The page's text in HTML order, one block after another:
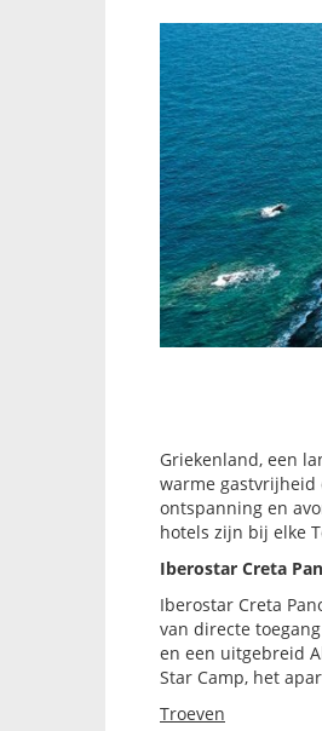
Griekenland, een
warme gastvrijheid
ontspanning en
hotels zijn bij elke
Iberostar Creta
Iberostar Creta
van directe
en een uitgebreid
Star Camp, het
Troeven